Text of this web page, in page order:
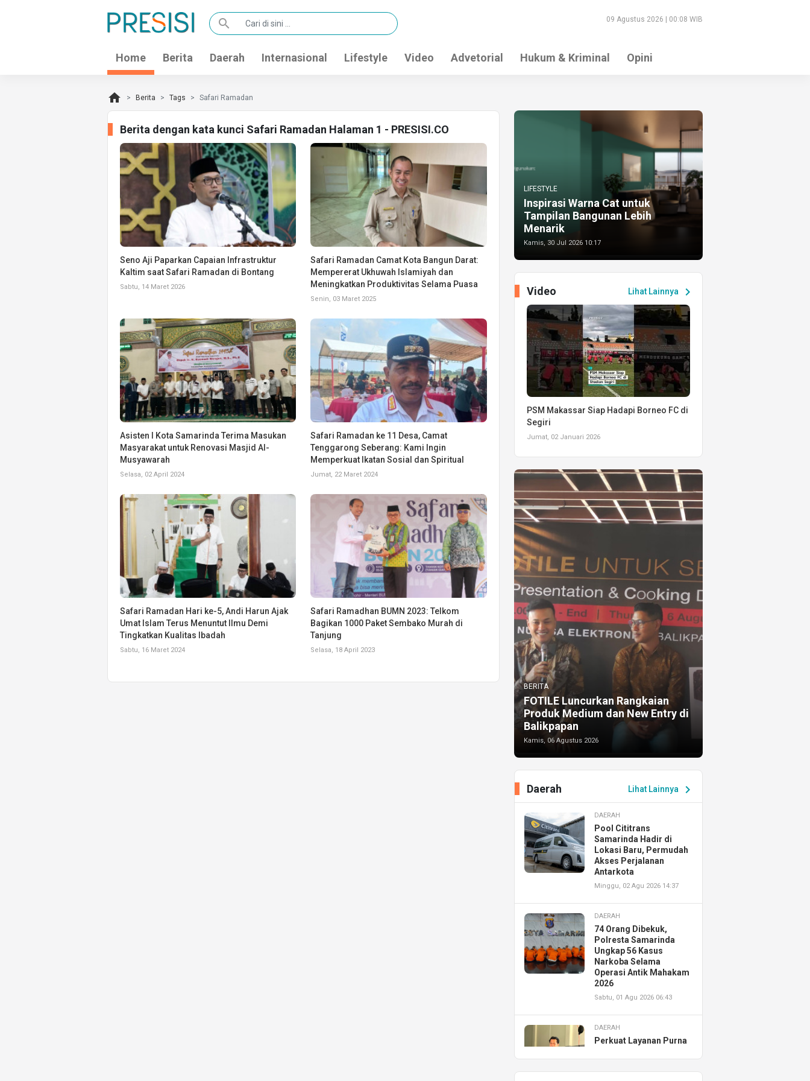
search 09 Agustus 2026 | 00:08 WIB
Home Berita Daerah Internasional Lifestyle Video Advetorial Hukum & Kriminal Opini
home Berita Tags Safari Ramadan
Berita dengan kata kunci Safari Ramadan Halaman 1 - PRESISI.CO
Seno Aji Paparkan Capaian Infrastruktur
Kaltim saat Safari Ramadan di Bontang
Sabtu, 14 Maret 2026
Safari Ramadan Camat Kota Bangun Darat:
Mempererat Ukhuwah Islamiyah dan
Meningkatkan Produktivitas Selama Puasa
Senin, 03 Maret 2025
Asisten I Kota Samarinda Terima Masukan
Masyarakat untuk Renovasi Masjid Al-
Musyawarah
Selasa, 02 April 2024
Safari Ramadan ke 11 Desa, Camat
Tenggarong Seberang: Kami Ingin
Memperkuat Ikatan Sosial dan Spiritual
Jumat, 22 Maret 2024
Safari Ramadan Hari ke-5, Andi Harun Ajak
Umat Islam Terus Menuntut Ilmu Demi
Tingkatkan Kualitas Ibadah
Sabtu, 16 Maret 2024
Safari Ramadhan BUMN 2023: Telkom
Bagikan 1000 Paket Sembako Murah di
Tanjung
Selasa, 18 April 2023
LIFESTYLE
Inspirasi Warna Cat untuk
Tampilan Bangunan Lebih
Menarik
Kamis, 30 Jul 2026 10:17
Lihat Lainnya chevron_right
Video
PSM Makassar Siap Hadapi Borneo FC di
Segiri
Jumat, 02 Januari 2026
BERITA
FOTILE Luncurkan Rangkaian
Produk Medium dan New Entry di
Balikpapan
Kamis, 06 Agustus 2026
Lihat Lainnya chevron_right
Daerah
DAERAH
Pool Cititrans
Samarinda Hadir di
Lokasi Baru, Permudah
Akses Perjalanan
Antarkota
Minggu, 02 Agu 2026 14:37
DAERAH
74 Orang Dibekuk,
Polresta Samarinda
Ungkap 56 Kasus
Narkoba Selama
Operasi Antik Mahakam
2026
Sabtu, 01 Agu 2026 06:43
DAERAH
Perkuat Layanan Purna
Resmikan AHASS